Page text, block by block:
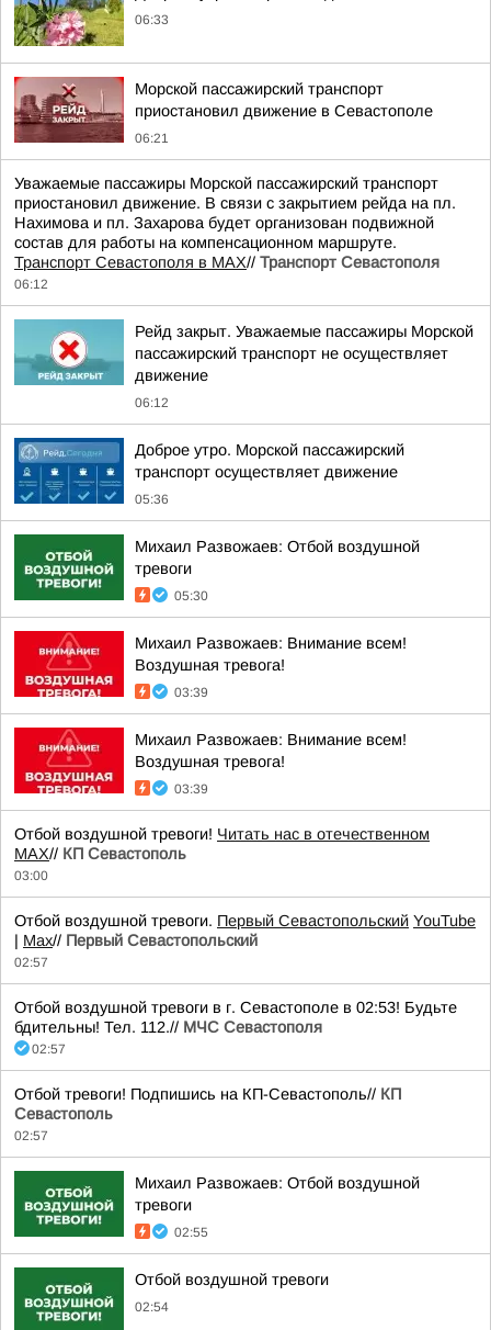
06:33
Морской пассажирский транспорт
приостановил движение в Севастополе
06:21
Уважаемые пассажиры Морской пассажирский транспорт
приостановил движение. В связи с закрытием рейда на пл.
Нахимова и пл. Захарова будет организован подвижной
состав для работы на компенсационном маршруте.
Транспорт Севастополя в MAX// Транспорт Севастополя
06:12
Рейд закрыт. Уважаемые пассажиры Морской
пассажирский транспорт не осуществляет
движение
06:12
Доброе утро. Морской пассажирский
транспорт осуществляет движение
05:36
Михаил Развожаев: Отбой воздушной
тревоги
05:30
Михаил Развожаев: Внимание всем!
Воздушная тревога!
03:39
Михаил Развожаев: Внимание всем!
Воздушная тревога!
03:39
Отбой воздушной тревоги! Читать нас в отечественном
MAX// КП Севастополь
03:00
Отбой воздушной тревоги. Первый Севастопольский YouTube
| Max// Первый Севастопольский
02:57
Отбой воздушной тревоги в г. Севастополе в 02:53! Будьте
бдительны! Тел. 112.// МЧС Севастополя
02:57
Отбой тревоги! Подпишись на КП-Севастополь// КП
Севастополь
02:57
Михаил Развожаев: Отбой воздушной
тревоги
02:55
Отбой воздушной тревоги
02:54